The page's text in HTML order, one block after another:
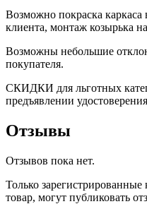
Возможно покраска
клиента, монтаж козырька
Возможны небольшие
покупателя.
СКИДКИ для льготных
предъявлении
Отзывы
Отзывов пока нет.
Только
товар, могут публиковать